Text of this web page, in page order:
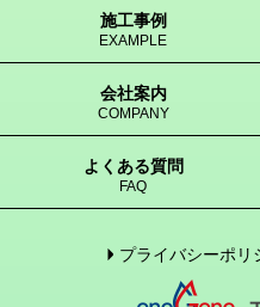
施工事例
EXAMPLE
会社案内
COMPANY
よくある質問
FAQ
プライバシーポリ